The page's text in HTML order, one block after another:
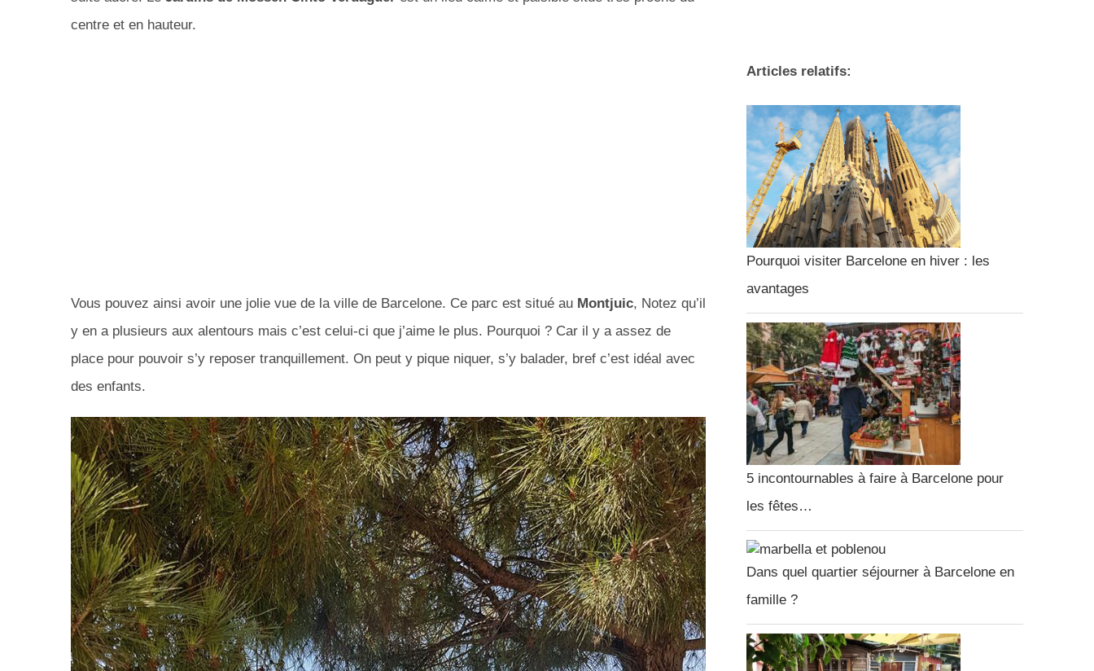
centre et en hauteur.
Vous pouvez ainsi avoir une jolie vue de la ville de Barcelone. Ce parc est situé au Montjuic, Notez qu’il
y en a plusieurs aux alentours mais c’est celui-ci que j’aime le plus. Pourquoi ? Car il y a assez de
place pour pouvoir s’y reposer tranquillement. On peut y pique niquer, s’y balader, bref c’est idéal avec
des enfants.
Articles relatifs:
Pourquoi visiter Barcelone en hiver : les
avantages
5 incontournables à faire à Barcelone pour
les fêtes…
Dans quel quartier séjourner à Barcelone en
famille ?